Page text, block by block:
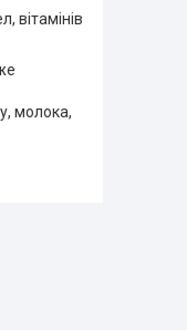
вітамінів
молока,